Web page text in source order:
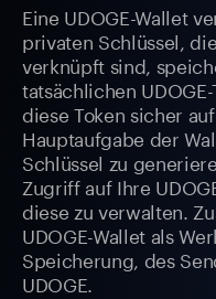
Eine UDOGE-Wallet
privaten Schlüssel,
verknüpft sind,
tatsächlichen
diese Token sicher
Hauptaufgabe der
Schlüssel zu
Zugriff auf Ihre
diese zu verwalten.
UDOGE-Wallet als
Speicherung, des
UDOGE.